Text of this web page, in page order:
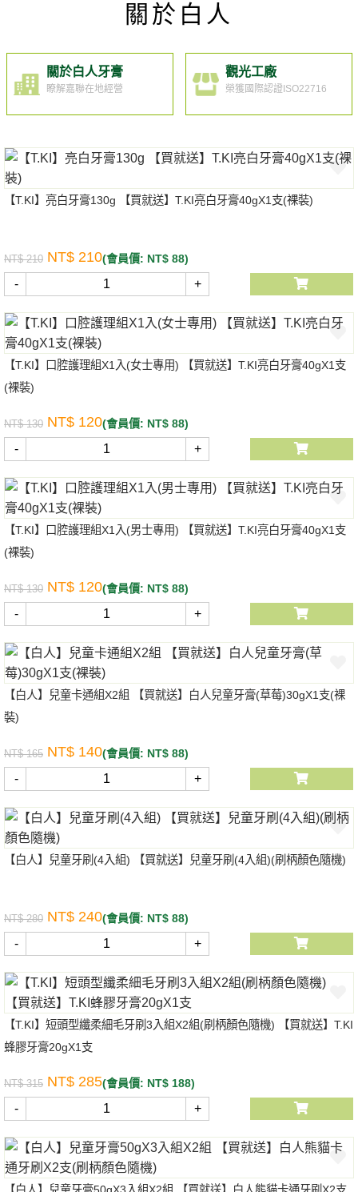
關於白人
關於白人牙膏
瞭解嘉聯在地經營
觀光工廠
榮獲國際認證ISO22716
【T.KI】亮白牙膏130g 【買就送】T.KI亮白牙膏40gX1支(裸裝)
NT$ 210 NT$ 210(會員價: NT$ 88)
- +
【T.KI】口腔護理組X1入(女士專用) 【買就送】T.KI亮白牙膏40gX1支
(裸裝)
NT$ 130 NT$ 120(會員價: NT$ 88)
- +
【T.KI】口腔護理組X1入(男士專用) 【買就送】T.KI亮白牙膏40gX1支
(裸裝)
NT$ 130 NT$ 120(會員價: NT$ 88)
- +
【白人】兒童卡通組X2組 【買就送】白人兒童牙膏(草莓)30gX1支(裸
裝)
NT$ 165 NT$ 140(會員價: NT$ 88)
- +
【白人】兒童牙刷(4入組) 【買就送】兒童牙刷(4入組)(刷柄顏色隨機)
NT$ 280 NT$ 240(會員價: NT$ 88)
- +
【T.KI】短頭型纖柔細毛牙刷3入組X2組(刷柄顏色隨機) 【買就送】T.KI
蜂膠牙膏20gX1支
NT$ 315 NT$ 285(會員價: NT$ 188)
- +